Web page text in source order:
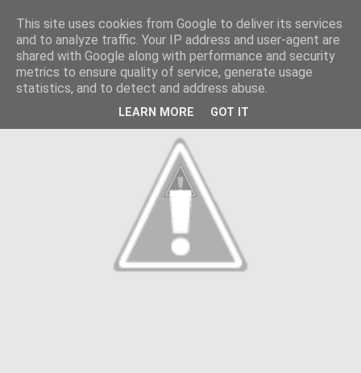
This site uses cookies from Google to deliver its services
and to analyze traffic. Your IP address and user-agent are
shared with Google along with performance and security
metrics to ensure quality of service, generate usage
statistics, and to detect and address abuse.
LEARN MORE GOT IT